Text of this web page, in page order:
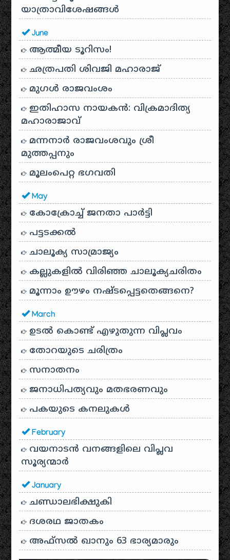
യാത്രാവിശേഷങ്ങൾ
June
ആത്മീയ ടൂറിസം!
ഛത്രപതി ശിവജി മഹാരാജ്
മുഗൾ രാജവംശം
ഇതിഹാസ നായകൻ: വിക്രമാദിത്യ
മഹാരാജാവ്
മന്നനാർ രാജവംശവും ശ്രീ
മുത്തപ്പനും
മൂലംപെറ്റ ഭഗവതി
May
കോക്രോച്ച് ജനതാ പാർട്ടി
പട്ടടക്കൽ
ചാലൂക്യ സാമ്രാജ്യം
കല്ലുകളിൽ വിരിഞ്ഞ ചാലൂക്യചരിതം
മൂന്നാം ഊഴം നഷ്ടപ്പെട്ടതെങ്ങനെ?
March
ഉടൽ കൊണ്ട് എഴുതുന്ന വിപ്ലവം
തോറയുടെ ചരിത്രം
സനാതനം
ജനാധിപത്യവും മതഭരണവും
പകയുടെ കനലുകൾ
February
വയനാടൻ വനങ്ങളിലെ വിപ്ലവ
സൂര്യന്മാർ
January
ചണ്ഡാലഭിക്ഷുകി
ദശരഥ ജാതകം
അഫ്സൽ ഖാനും 63 ഭാര്യമാരും